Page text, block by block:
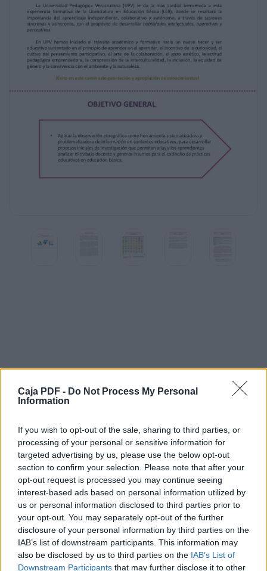
Caja PDF - Do Not Process My Personal
Information
If you wish to opt-out of the sale, sharing to third parties, or
processing of your personal or sensitive information for
targeted advertising by us, please use the below opt-out
section to confirm your selection. Please note that after your
opt-out request is processed you may continue seeing
interest-based ads based on personal information utilized by
us or personal information disclosed to third parties prior to
your opt-out. You may separately opt-out of the further
disclosure of your personal information by third parties on the
IAB’s list of downstream participants. This information may
also be disclosed by us to third parties on the IAB’s List of
Downstream Participants that may further disclose it to other
cultivo del pensamiento participativo, el arte de la
actitud
pedagógica emprendedora, la comprensión de la
de
género y la convivencia con el ambiente y la naturaleza.
¡Éxito en este camino de generación y apropiación de
OBJETIVO GENERAL
Aplicar la observación etnográfica como herramienta
problematizadora de información en contextos
procesos iniciales de investigación que permitan a las
analizar el trabajo docente y generar insumos para el
La experiencia formativa "Introducción a la
teórico-metodológicos derivados del quehacer
escolares de los niveles de preescolar y primaria;
construcción de aprendizajes desarrollados en las
aprendientes cursan de manera paralela o previa a esta
En particular este curso se centrará en la identificación
herramientas necesarias para realizar observaciones
construir relatos etnográficos, con los cuales iniciar un
les permita empezar a delimitar un tema de
siempre bajo los principios de formación de esta
la pedagogía de la autoorganización con autonomía
la curiosidad, la creatividad y la evaluación. Esta
por dos unidades y por diversas actividades (para más
el cuadro que describe unidades y actividades más
Licenciatura (procesos de enseñanza-aprendizaje con
Descargar el documento (PDF)
Introducción a la observación del trabajo docente II
2026.pdf (PDF, 1.5 MB)